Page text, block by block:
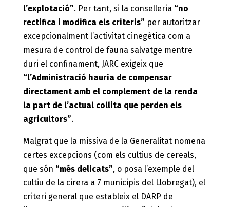
l’explotació”. Per tant, si la conselleria “no
rectifica i modifica els criteris” per autoritzar
excepcionalment l’activitat cinegètica com a
mesura de control de fauna salvatge mentre
duri el confinament, JARC exigeix que
“l’Administració hauria de compensar
directament amb el complement de la renda
la part de l’actual collita que perden els
agricultors”.
Malgrat que la missiva de la Generalitat nomena
certes excepcions (com els cultius de cereals,
que són “més delicats”, o posa l’exemple del
cultiu de la cirera a 7 municipis del Llobregat), el
criteri general que estableix el DARP de